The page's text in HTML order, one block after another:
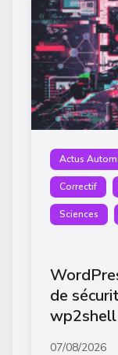
Actus
Correctif
Sciences
de
wp2shell
07/08/2026